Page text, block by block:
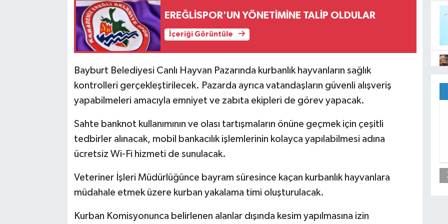
EREĞLİSPOR'UN YÖNETİMİNE TALİP OLDULAR
İçeriği Görüntüle
Bayburt Belediyesi Canlı Hayvan Pazarında kurbanlık hayvanların sağlık
kontrolleri gerçekleştirilecek. Pazarda ayrıca vatandaşların güvenli alışveriş
yapabilmeleri amacıyla emniyet ve zabıta ekipleri de görev yapacak.
Sahte banknot kullanımının ve olası tartışmaların önüne geçmek için çeşitli
tedbirler alınacak, mobil bankacılık işlemlerinin kolayca yapılabilmesi adına
ücretsiz Wi-Fi hizmeti de sunulacak.
Veteriner İşleri Müdürlüğünce bayram süresince kaçan kurbanlık hayvanlara
müdahale etmek üzere kurban yakalama timi oluşturulacak.
Kurban Komisyonunca belirlenen alanlar dışında kesim yapılmasına izin